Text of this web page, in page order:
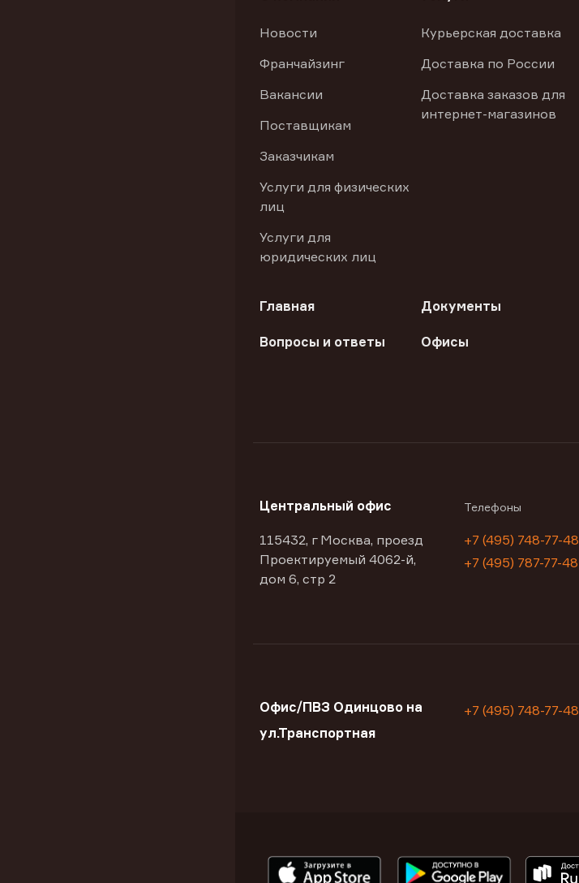
Новости
Франчайзинг
Вакансии
Поставщикам
Заказчикам
Услуги для физических
лиц
Услуги для
юридических лиц
Курьерская доставка
Доставка по России
Доставка заказов для
интернет-магазинов
Главная Документы
Вопросы и ответы Офисы
Центральный офис
115432, г Москва, проезд
Проектируемый 4062-й,
дом 6, стр 2
Телефоны
+7 (495) 748-77-48
+7 (495) 787-77-48
Офис/ПВЗ Одинцово на
ул.Транспортная
+7 (495) 748-77-48